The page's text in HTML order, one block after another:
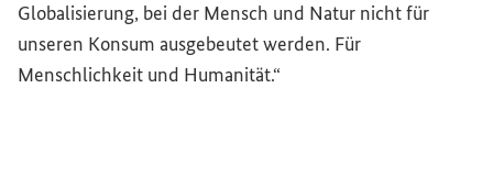
Globalisierung, bei der Mensch und Natur nicht für
unseren Konsum ausgebeutet werden. Für
Menschlichkeit und Humanität.“